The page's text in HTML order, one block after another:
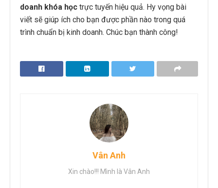
doanh khóa học trực tuyến hiệu quả. Hy vọng bài
viết sẽ giúp ích cho bạn được phần nào trong quá
trình chuẩn bị kinh doanh. Chúc bạn thành công!
Vân Anh
Xin chào!!! Mình là Vân Anh